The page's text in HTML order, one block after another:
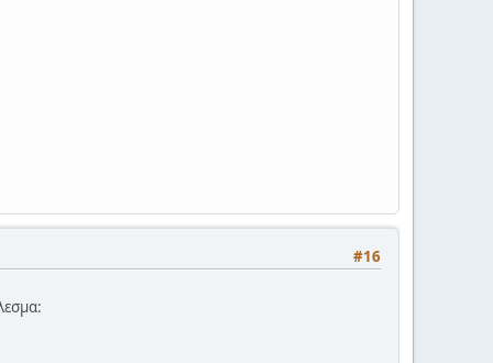
#16